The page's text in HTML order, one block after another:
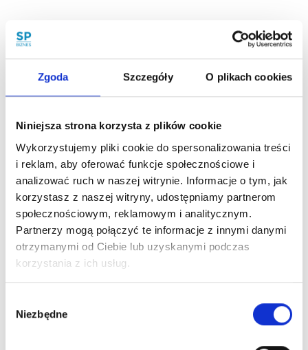
Zgoda Szczegóły O plikach cookies
Niniejsza strona korzysta z plików cookie
Wykorzystujemy pliki cookie do spersonalizowania treści
i reklam, aby oferować funkcje społecznościowe i
analizować ruch w naszej witrynie. Informacje o tym, jak
korzystasz z naszej witryny, udostępniamy partnerom
społecznościowym, reklamowym i analitycznym.
Partnerzy mogą połączyć te informacje z innymi danymi
otrzymanymi od Ciebie lub uzyskanymi podczas
korzystania z ich usług.
zgody
Niezbędne